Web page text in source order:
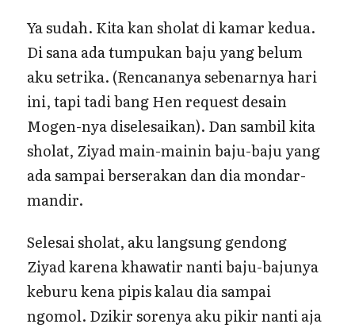
Ya sudah. Kita kan sholat di kamar kedua.
Di sana ada tumpukan baju yang belum
aku setrika. (Rencananya sebenarnya hari
ini, tapi tadi bang Hen request desain
Mogen-nya diselesaikan). Dan sambil kita
sholat, Ziyad main-mainin baju-baju yang
ada sampai berserakan dan dia mondar-
mandir.
Selesai sholat, aku langsung gendong
Ziyad karena khawatir nanti baju-bajunya
keburu kena pipis kalau dia sampai
ngomol. Dzikir sorenya aku pikir nanti aja